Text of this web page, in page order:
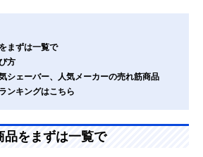
まずは一覧で
方
シェーバー、人気メーカーの売れ筋商品
ンキングはこちら
品をまずは一覧で